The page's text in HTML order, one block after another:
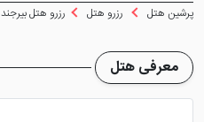
پرشین هتل
رزرو هتل رزرو هتل بیرجند
معرفی هتل